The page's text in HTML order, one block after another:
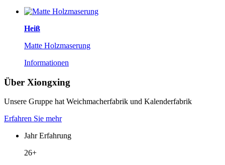
Heiß
Matte Holzmaserung
Informationen
Über Xiongxing
Unsere Gruppe hat Weichmacherfabrik und Kalenderfabrik
Erfahren Sie mehr
Jahr Erfahrung
26+